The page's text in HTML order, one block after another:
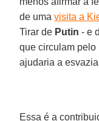
de umavisita a
Tirar de Putin - e
que circulam pelo
ajudaria a
Essa é a